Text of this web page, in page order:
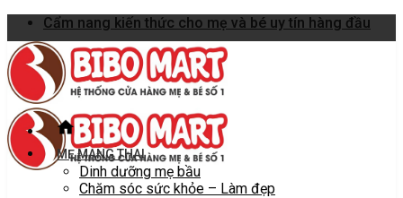
Skip
to
content
Cẩm nang kiến thức cho mẹ và bé uy tín hàng đầu
MẸ MANG THAI
Dinh dưỡng mẹ bầu
Chăm sóc sức khỏe – Làm đẹp